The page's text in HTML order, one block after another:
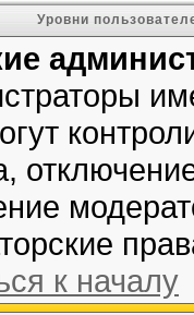
Уровни
к началу